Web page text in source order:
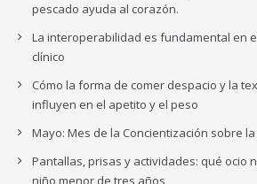
pescado ayuda al corazón.
La interoperabilidad es fundamental en
clínico
Cómo la forma de comer despacio y la
influyen en el apetito y el peso
Mayo: Mes de la Concientización sobre
Pantallas, prisas y actividades: qué ocio
niño menor de tres años